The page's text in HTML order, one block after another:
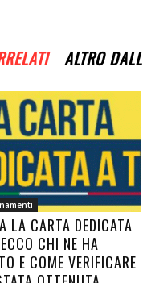
ALTRO
LA CARTA DEDICATA
CHI NE HA
E COME VERIFICARE